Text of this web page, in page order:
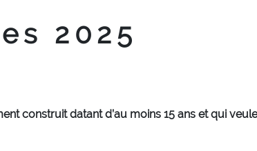
2025
construit datant d’au moins 15 ans et qui